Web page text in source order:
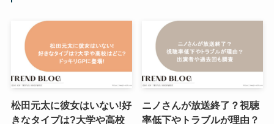
松田元太に彼女はいない!好
きなタイプは?大学や高校
ニノさんが放送終了？視聴
率低下やトラブルが理由？